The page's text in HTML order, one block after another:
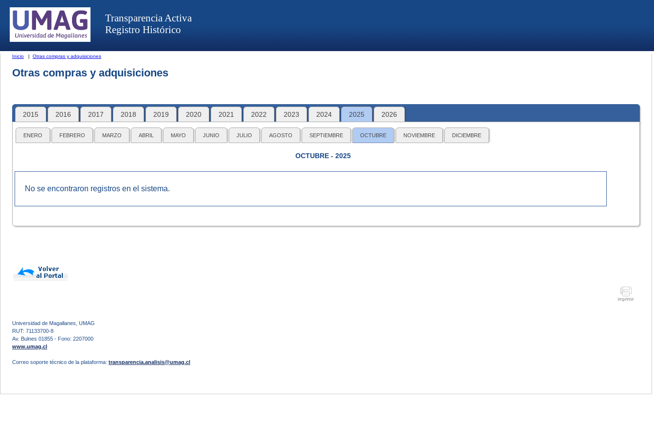
Transparencia Activa
Registro Histórico
Inicio | Otras compras y adquisiciones
Otras compras y adquisiciones
2015 2016 2017 2018 2019 2020 2021 2022 2023 2024 2025 2026
ENERO FEBRERO MARZO ABRIL MAYO JUNIO JULIO AGOSTO SEPTIEMBRE OCTUBRE NOVIEMBRE DICIEMBRE
OCTUBRE - 2025
No se encontraron registros en el sistema.
Universidad de Magallanes, UMAG
RUT: 71133700-8
Av. Bulnes 01855 - Fono: 2207000
www.umag.cl
Correo soporte técnico de la plataforma: transparencia.analisis@umag.cl